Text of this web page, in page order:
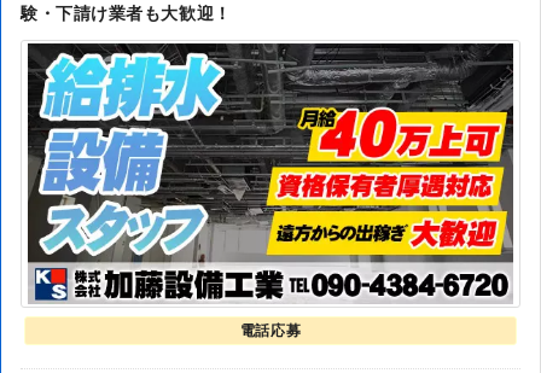
験・下請け業者も大歓迎！
電話応募